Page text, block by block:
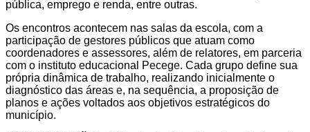
pública, emprego e renda, entre outras.
Os encontros acontecem nas salas da escola, com a
participação de gestores públicos que atuam como
coordenadores e assessores, além de relatores, em parceria
com o instituto educacional Pecege. Cada grupo define sua
própria dinâmica de trabalho, realizando inicialmente o
diagnóstico das áreas e, na sequência, a proposição de
planos e ações voltados aos objetivos estratégicos do
município.